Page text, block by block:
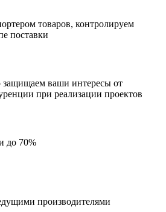
товаров, контролируем
поставки
защищаем ваши интересы от
при реализации проектов
до 70%
производителями